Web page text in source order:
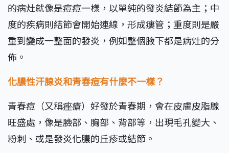
的病灶就像是痘痘一樣，以單純的發炎結節為主；中
度的疾病則結節會開始連線，形成瘻管；重度則是嚴
重到變成一整面的發炎，例如整個腋下都是病灶的分
佈。
化膿性汗腺炎和青春痘有什麼不一樣？
青春痘（又稱痤瘡）好發於青春期，會在皮膚皮脂腺
旺盛處，像是臉部、胸部、背部等，出現毛孔變大、
粉刺、或是發炎化膿的丘疹或結節。